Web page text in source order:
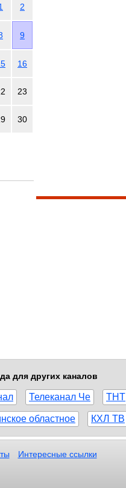
2
9
16
23
30
для других каналов
Телеканал Че ТНТ
областное КХЛ ТВ
Интересные ссылки